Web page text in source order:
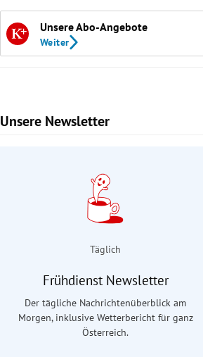
Unsere Abo-Angebote
Weiter
Unsere Newsletter
Slide 1 von 9
Täglich
Frühdienst Newsletter
Der tägliche Nachrichtenüberblick am
Morgen, inklusive Wetterbericht für ganz
Österreich.